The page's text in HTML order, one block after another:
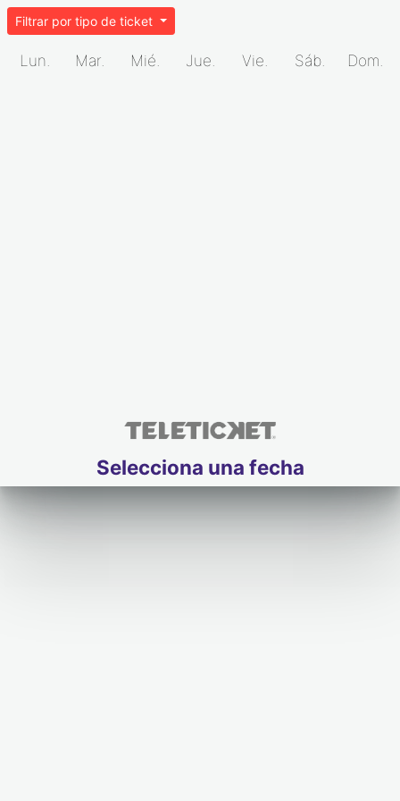
Filtrar por tipo de ticket
Lun. Mar. Mié. Jue. Vie. Sáb. Dom.
Selecciona una fecha